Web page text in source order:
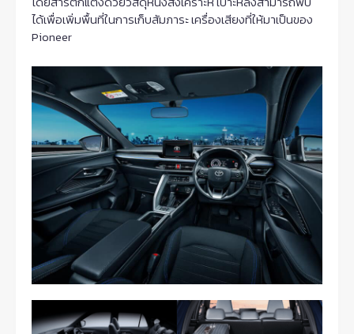
ได้เพื่อเพิ่มพื้นที่ในการเก็บสัมภาระ เครื่องเสียงที่ให้มาเป็นของ
Pioneer